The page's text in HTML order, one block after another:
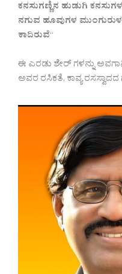
ಕನಸುಗಣ್ಣಿನ ಹುಡುಗಿ
ನಗುವ ಹೂವುಗಳ
ಕಾದಿರುವೆ“
ಈ ಎರಡು ಶೇರ್ ಗಳನ್ನು
ಅವರ ರಸಿಕತೆ, ಕಾವ್ಯ